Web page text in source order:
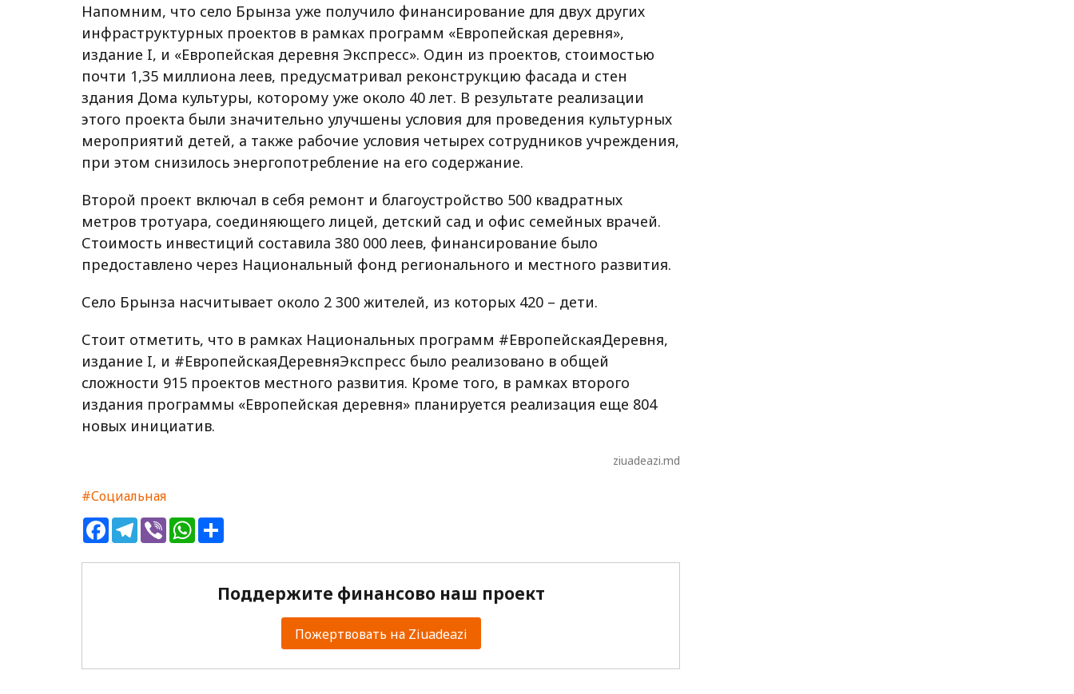
Напомним, что село Брынза уже получило финансирование для двух других
инфраструктурных проектов в рамках программ «Европейская деревня»,
издание I, и «Европейская деревня Экспресс». Один из проектов, стоимостью
почти 1,35 миллиона леев, предусматривал реконструкцию фасада и стен
здания Дома культуры, которому уже около 40 лет. В результате реализации
этого проекта были значительно улучшены условия для проведения культурных
мероприятий детей, а также рабочие условия четырех сотрудников учреждения,
при этом снизилось энергопотребление на его содержание.
Второй проект включал в себя ремонт и благоустройство 500 квадратных
метров тротуара, соединяющего лицей, детский сад и офис семейных врачей.
Стоимость инвестиций составила 380 000 леев, финансирование было
предоставлено через Национальный фонд регионального и местного развития.
Село Брынза насчитывает около 2 300 жителей, из которых 420 – дети.
Стоит отметить, что в рамках Национальных программ #ЕвропейскаяДеревня,
издание I, и #ЕвропейскаяДеревняЭкспресс было реализовано в общей
сложности 915 проектов местного развития. Кроме того, в рамках второго
издания программы «Европейская деревня» планируется реализация еще 804
новых инициатив.
ziuadeazi.md
#Социальная
FacebookTelegram
ViberWhatsApp
Поддержите финансово наш проект
Пожертвовать на Ziuadeazi